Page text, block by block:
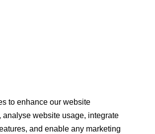
to enhance our website
analyse website usage, integrate
and enable any marketing